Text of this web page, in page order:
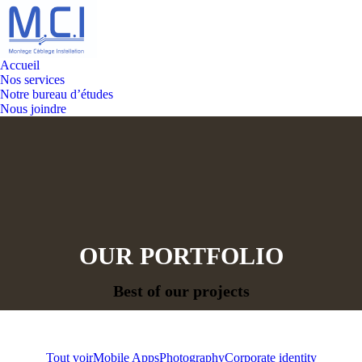
Accueil
Nos services
Notre bureau d’études
Nous joindre
OUR PORTFOLIO
Best of our projects
Tout voirMobile AppsPhotographyCorporate identity